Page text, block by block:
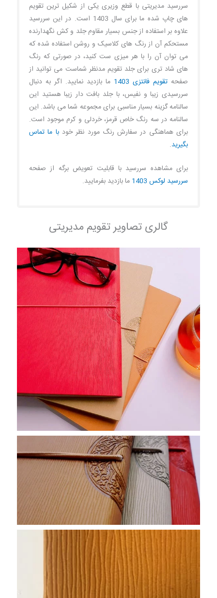
سررسید مدیریتی با قطع وزیری یکی از شکیل ترین تقویم
های چاپ شده ما برای سال 1403 است. در این سررسید
علاوه بر استفاده از جنس بسیار مقاوم جلد و کش نگهدارنده
مستحکم آن از رنگ های کلاسیک و روشن استفاده شده که
می توان آن را با هر میزی ست کنید، در صورتی که رنگ
های شاد تری برای جلد تقویم مدنظر شماست می توانید از
صفحه تقویم فانتزی 1403
ما بازدید نمایید. اگر به دنبال
سررسیدی زیبا و نفیس، با جلد بافت دار زیبا هستید این
سالنامه گزینه بسیار مناسبی برای مجموعه شما می باشد. این
سالنامه در سه رنگ خاص قرمز، خردلی و کرم موجود است.
برای هماهنگی در سفارش رنگ مورد نظر خودبا ما تماس
بگیرید.
برای مشاهده سررسید با قابلیت تعویض برگه از صفحه
سررسید لوکس 1403
ما بازدید بفرمایید.
گالری تصاویر تقویم مدیریتی